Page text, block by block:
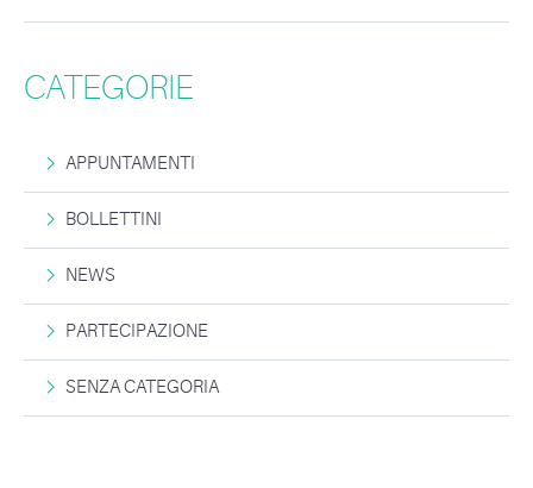
CATEGORIE
APPUNTAMENTI
BOLLETTINI
NEWS
PARTECIPAZIONE
SENZA CATEGORIA